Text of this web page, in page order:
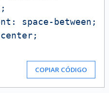
space-between;
COPIAR CÓDIGO